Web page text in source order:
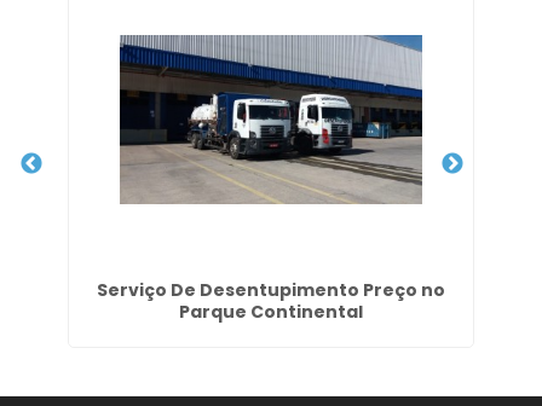
Serviço De Desentupimento Preço no
Parque Continental